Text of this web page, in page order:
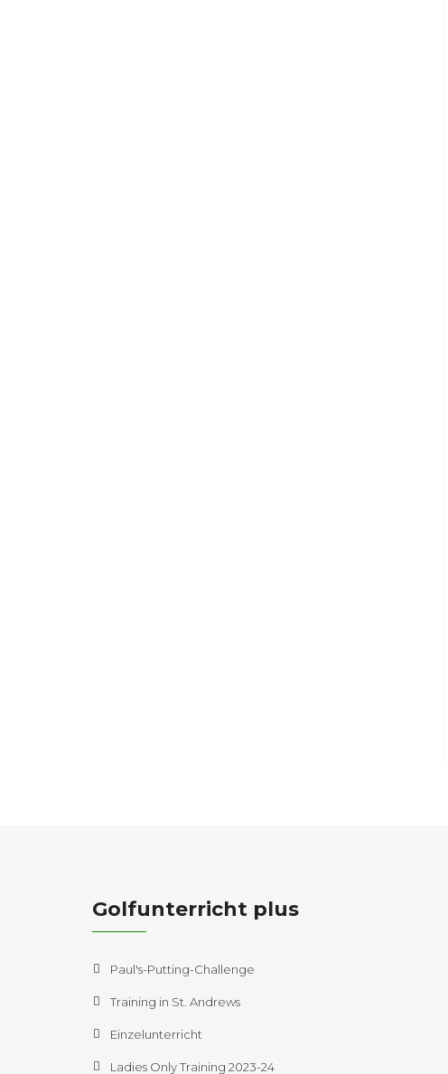
Golfunterricht plus
Paul's-Putting-Challenge
Training in St. Andrews
Einzelunterricht
Ladies Only Training 2023-24